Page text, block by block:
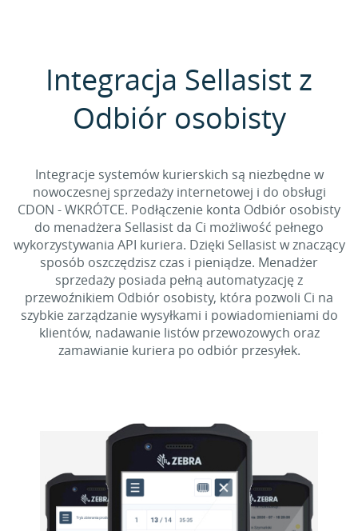
Integracja Sellasist z
Odbiór osobisty
Integracje systemów kurierskich są niezbędne w
nowoczesnej sprzedaży internetowej i do obsługi
CDON - WKRÓTCE. Podłączenie konta Odbiór osobisty
do menadżera Sellasist da Ci możliwość pełnego
wykorzystywania API kuriera. Dzięki Sellasist w znaczący
sposób oszczędzisz czas i pieniądze. Menadżer
sprzedaży posiada pełną automatyzację z
przewoźnikiem Odbiór osobisty, która pozwoli Ci na
szybkie zarządzanie wysyłkami i powiadomieniami do
klientów, nadawanie listów przewozowych oraz
zamawianie kuriera po odbiór przesyłek.